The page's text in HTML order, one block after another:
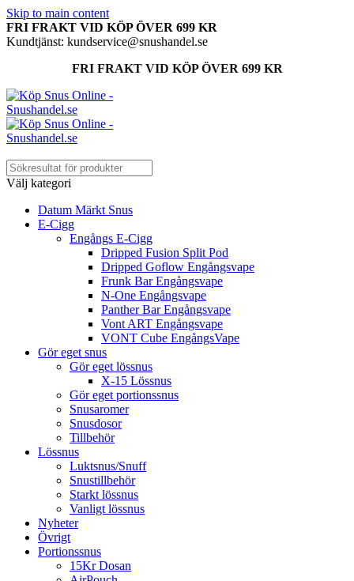
Skip to main content
FRI FRAKT VID KÖP ÖVER 699 KR
Kundtjänst: kundservice@snushandel.se
FRI FRAKT VID KÖP ÖVER 699 KR
Välj kategori
Datum Märkt Snus
E-Cigg
Engångs E-Cigg
Dripped Fusion Split Pod
Dripped Goflow Engångsvape
Frunk Bar Engångsvape
N-One Engångsvape
Panther Bar Engångsvape
Vont ART Engångsvape
VONT Cube EngångsVape
Gör eget snus
Gör eget lössnus
X-15 Lössnus
Gör eget portionssnus
Snusaromer
Snusdosor
Tillbehör
Lössnus
Luktsnus/Snuff
Snustillbehör
Starkt lössnus
Vanligt lössnus
Nyheter
Övrigt
Portionssnus
15Kr Dosan